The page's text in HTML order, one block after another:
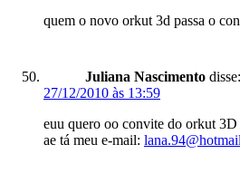
quem o novo orkut 3d passa o
Juliana Nascimento disse:
27/12/2010 às 13:59
euu quero oo convite do orkut 3D
ae tá meu e-mail: